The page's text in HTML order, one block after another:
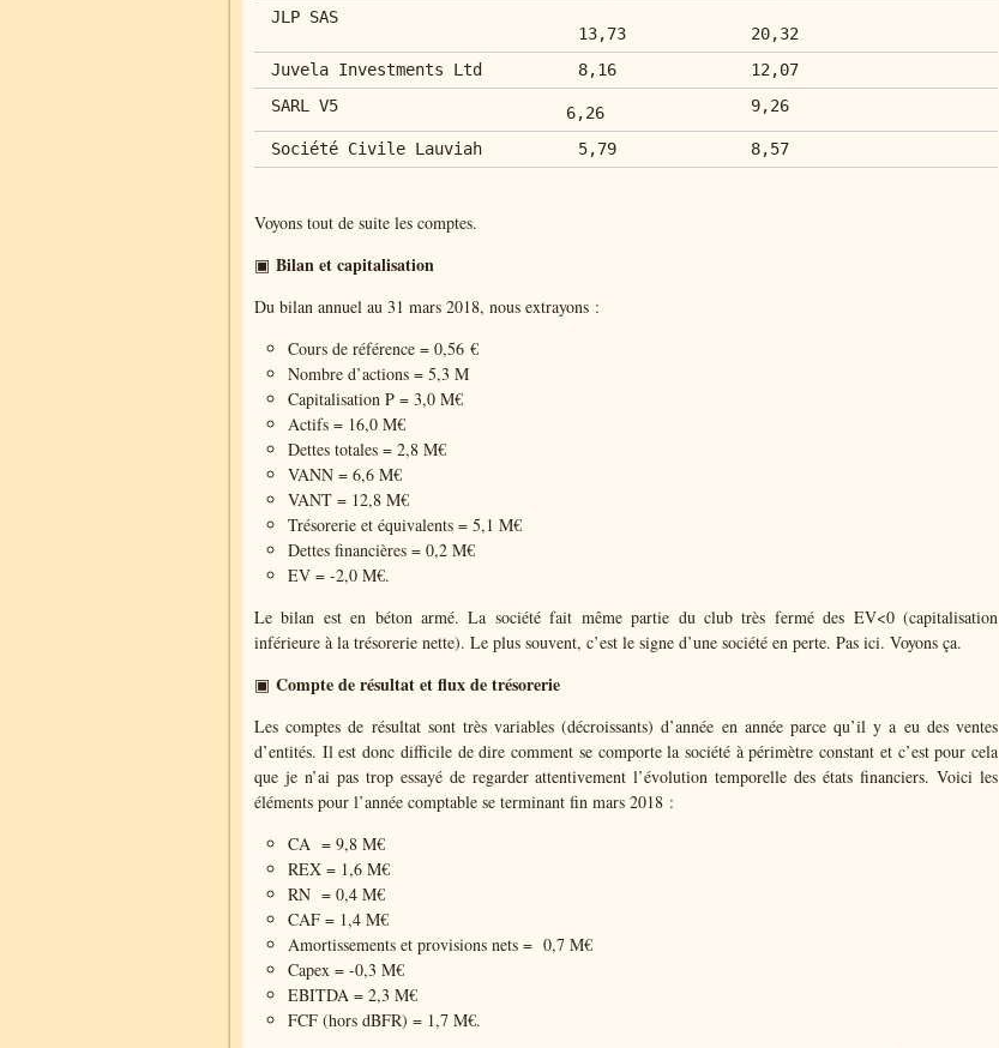
JLP SAS
13,73
20,32
Juvela Investments Ltd
8,16
12,07
SARL V5
6,26 9,26
Société Civile Lauviah 5,79 8,57
Voyons tout de suite les comptes.
▣ Bilan et capitalisation
Du bilan annuel au 31 mars 2018, nous extrayons :
Cours de référence = 0,56 €
Nombre d’actions = 5,3 M
Capitalisation P = 3,0 M€
Actifs = 16,0 M€
Dettes totales = 2,8 M€
VANN = 6,6 M€
VANT = 12,8 M€
Trésorerie et équivalents = 5,1 M€
Dettes financières = 0,2 M€
EV = -2,0 M€.
Le bilan est en béton armé. La société fait même partie du club très fermé des EV<0 (capitalisation
inférieure à la trésorerie nette). Le plus souvent, c’est le signe d’une société en perte. Pas ici. Voyons ça.
▣ Compte de résultat et flux de trésorerie
Les comptes de résultat sont très variables (décroissants) d’année en année parce qu’il y a eu des ventes
d’entités. Il est donc difficile de dire comment se comporte la société à périmètre constant et c’est pour cela
que je n’ai pas trop essayé de regarder attentivement l’évolution temporelle des états financiers. Voici les
éléments pour l’année comptable se terminant fin mars 2018 :
CA = 9,8 M€
REX = 1,6 M€
RN = 0,4 M€
CAF = 1,4 M€
Amortissements et provisions nets = 0,7 M€
Capex = -0,3 M€
EBITDA = 2,3 M€
FCF (hors dBFR) = 1,7 M€.